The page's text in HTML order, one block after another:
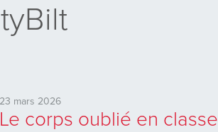
23 mars 2026
Le corps oublié en classe